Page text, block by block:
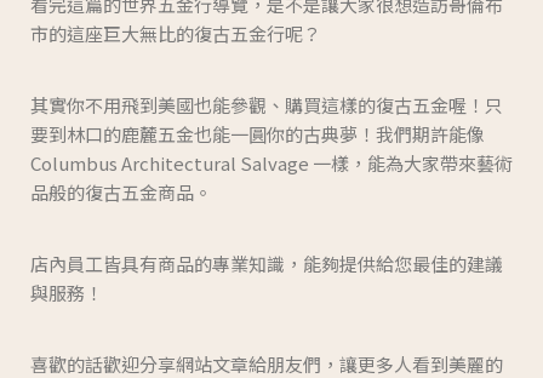
市的這座巨大無比的復古五金行呢？
其實你不用飛到美國也能參觀、購買這樣的復古五金喔！只
要到林口的鹿麓五金也能一圓你的古典夢！我們期許能像
Columbus Architectural Salvage 一樣，能為大家帶來藝術
品般的復古五金商品。
店內員工皆具有商品的專業知識，能夠提供給您最佳的建議
與服務！
喜歡的話歡迎分享網站文章給朋友們，讓更多人看到美麗的